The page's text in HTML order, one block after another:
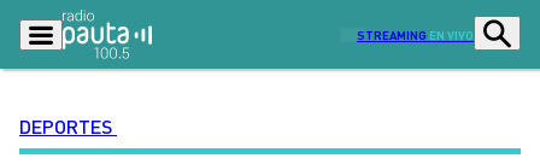
STREAMING EN VIVO
DEPORTES